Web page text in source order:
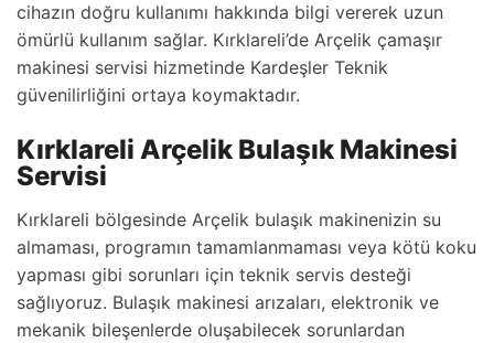
cihazın doğru kullanımı hakkında bilgi vererek uzun
ömürlü kullanım sağlar. Kırklareli’de Arçelik çamaşır
makinesi servisi hizmetinde Kardeşler Teknik
güvenilirliğini ortaya koymaktadır.
Kırklareli Arçelik Bulaşık Makinesi
Servisi
Kırklareli bölgesinde Arçelik bulaşık makinenizin su
almaması, programın tamamlanmaması veya kötü koku
yapması gibi sorunları için teknik servis desteği
sağlıyoruz. Bulaşık makinesi arızaları, elektronik ve
mekanik bileşenlerde oluşabilecek sorunlardan